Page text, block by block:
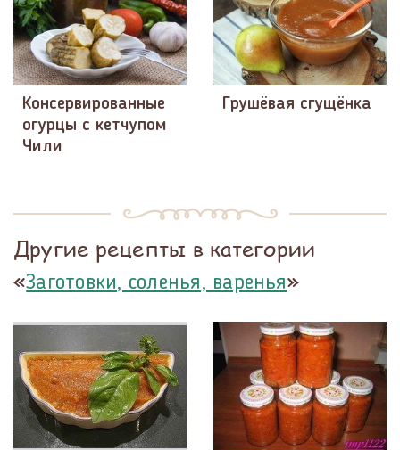
Консервированные
огурцы с кетчупом
Чили
Грушёвая сгущёнка
Другие рецепты в категории
«Заготовки, соленья, варенья»